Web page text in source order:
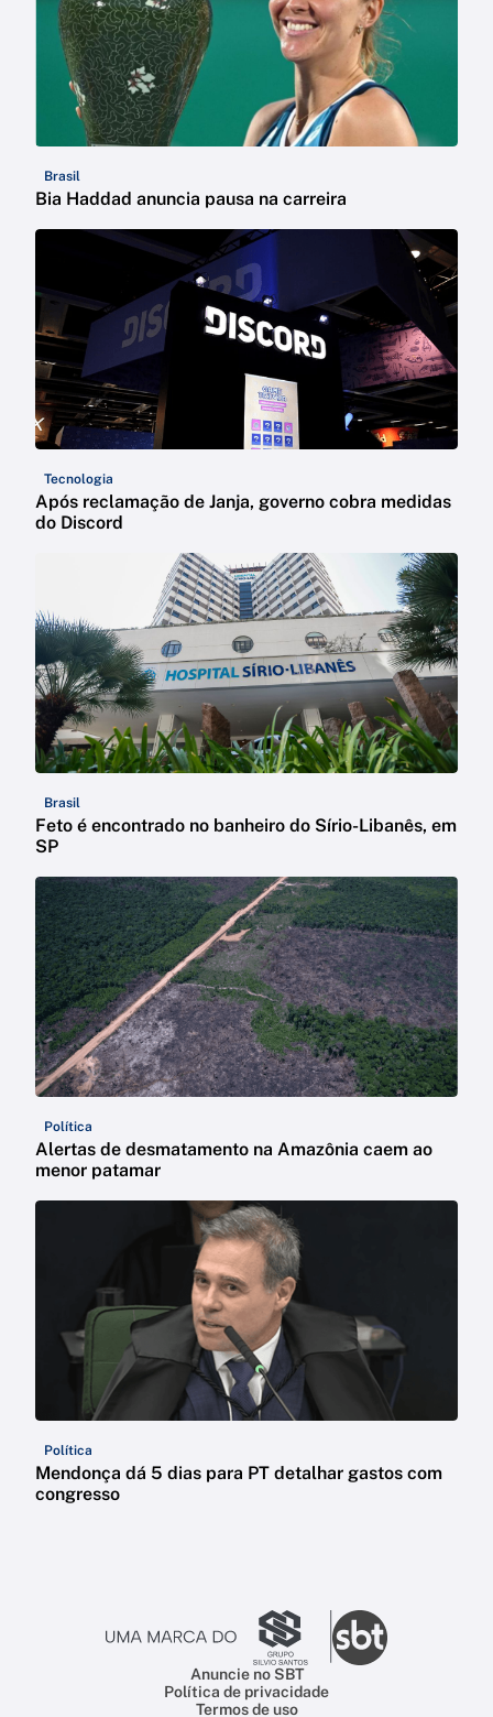
Brasil
Bia Haddad anuncia pausa na carreira
Tecnologia
Após reclamação de Janja, governo cobra medidas
do Discord
Brasil
Feto é encontrado no banheiro do Sírio-Libanês, em
SP
Política
Alertas de desmatamento na Amazônia caem ao
menor patamar
Política
Mendonça dá 5 dias para PT detalhar gastos com
congresso
Anuncie no SBT
Política de privacidade
Termos de uso